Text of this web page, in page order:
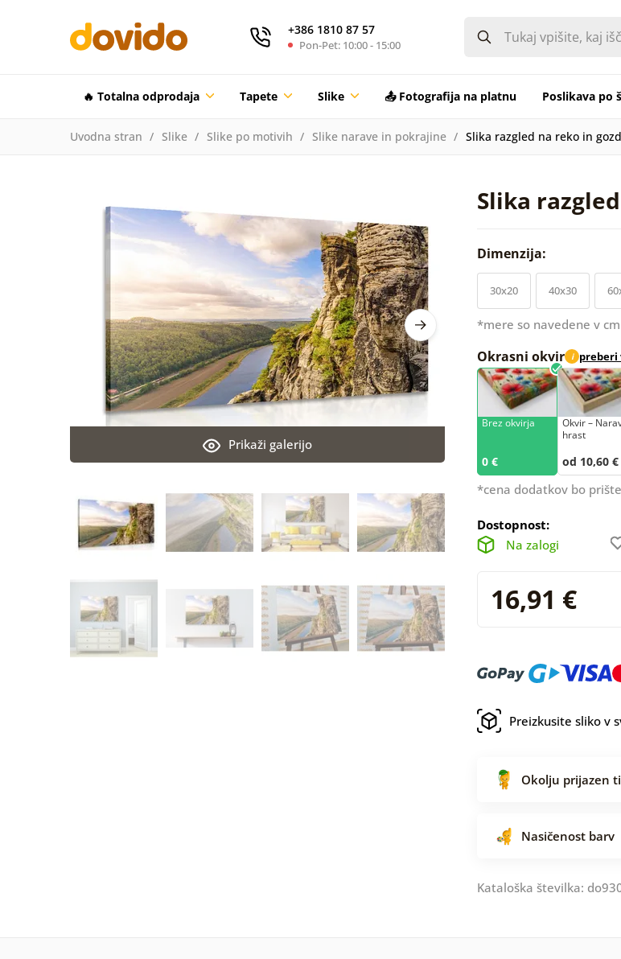
+386 1810 87 57
Pon-Pet: 10:00 - 15:00
🔥 Totalna odprodaja Tapete Slike 📤 Fotografija na platnu Poslikava po
Uvodna stran Slike Slike po motivih Slike narave in pokrajine Slika razgled na reko in gozd
Slika
Prikaži galerijo
Dimenzija:
30x20 40x30
*mere so navedene v
Okrasni okvir i preberi
Brez okvirja
0 €
Okvir –
hrast
od 10,60 €
*cena dodatkov bo
Dostopnost:
Na zalogi
16,91 €
Preizkusite sliko v
Okolju prijazen
Nasičenost barv
Kataloška številka: